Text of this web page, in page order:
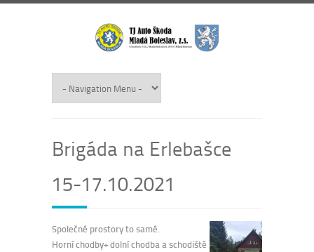
Brigáda na Erlebašce
15-17.10.2021
Společné prostory to samé.
Horní chodby+ dolní chodba a schodiště